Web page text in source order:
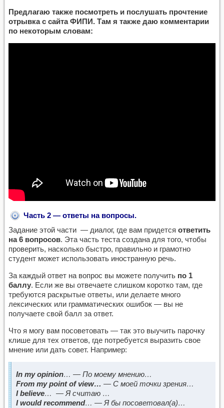
Предлагаю также посмотреть и послушать прочтение
отрывка с сайта ФИПИ. Там я также даю комментарии
по некоторым словам:
Часть 2 — ответы на вопросы.
Задание этой части — диалог, где вам придется ответить
на 6 вопросов. Эта часть теста создана для того, чтобы
проверить, насколько быстро, правильно и грамотно
студент может использовать иностранную речь.
За каждый ответ на вопрос вы можете получить по 1
баллу. Если же вы отвечаете слишком коротко там, где
требуются раскрытые ответы, или делаете много
лексических или грамматических ошибок — вы не
получаете свой балл за ответ.
Что я могу вам посоветовать — так это выучить парочку
клише для тех ответов, где потребуется выразить свое
мнение или дать совет. Например:
In my opinion… — По моему мнению…
From my point of view… — C моей точки зрения…
I believe… — Я считаю …
I would recommend… — Я бы посоветовал(а)…